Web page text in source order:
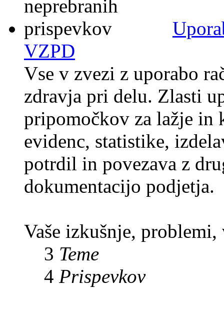
VZPD
Vse v zvezi z uporabo
zdravja pri delu. Zlasti
pripomočkov za lažje in
evidenc, statistike,
potrdil in povezava z
dokumentacijo podjetja.
Vaše izkušnje,
3 Teme
4 Prispevkov